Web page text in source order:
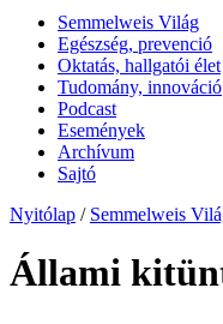
Semmelweis Világ
Egészség, prevenció
Oktatás, hallgatói élet
Tudomány, innováció
Podcast
Események
Archívum
Sajtó
Nyitólap / Semmelweis
Állami